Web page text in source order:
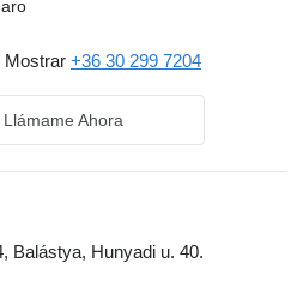
Mostrar +36 30 299 7204
Llámame Ahora
Balástya, Hunyadi u. 40.